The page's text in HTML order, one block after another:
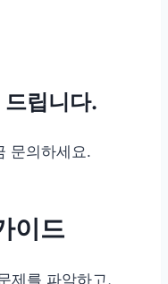
립니다.
문의하세요.
이드
제를 파악하고,